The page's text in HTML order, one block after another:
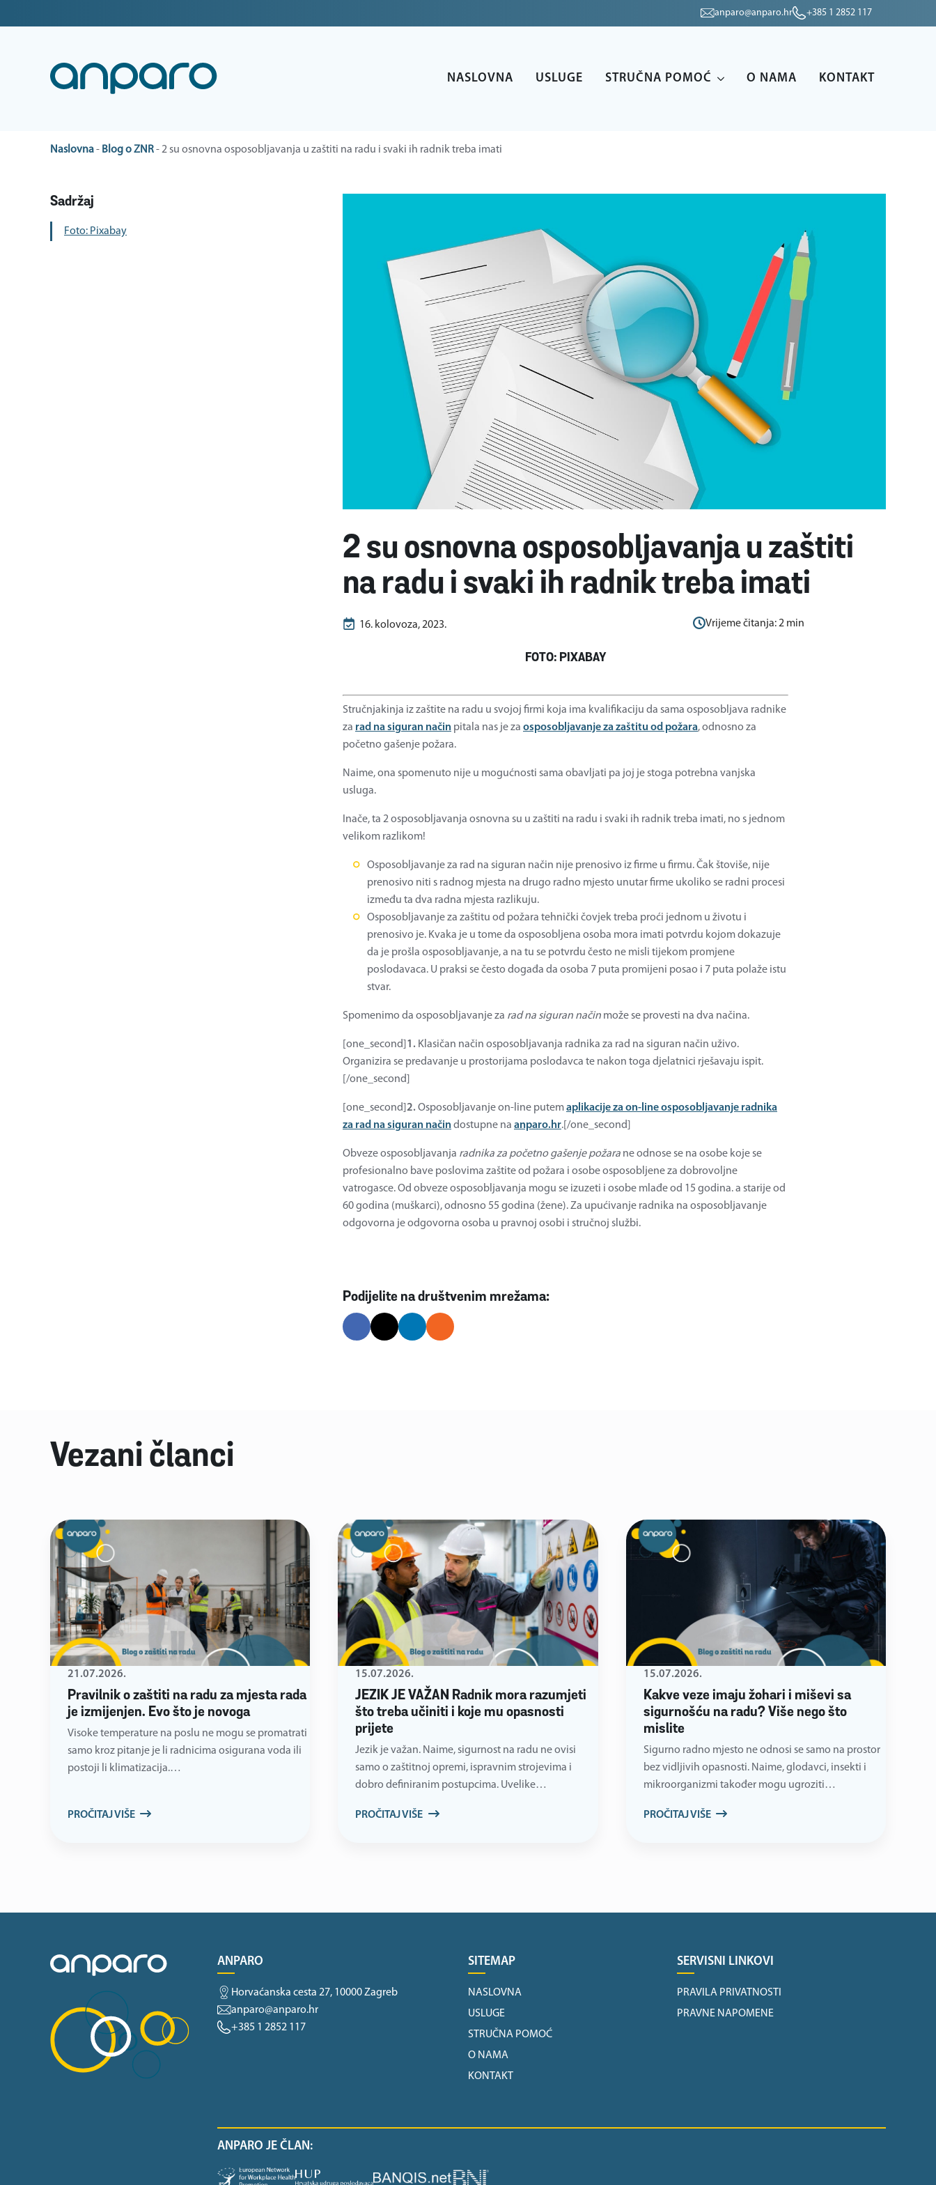
anparo@anparo.hr +385 1 2852 117
NASLOVNA USLUGE STRUČNA POMOĆ O NAMA KONTAKT
Naslovna- Blog o ZNR-2 su osnovna osposobljavanja u zaštiti na radu i svaki ih radnik treba imati
Sadržaj
Foto: Pixabay
2 su osnovna osposobljavanja u zaštiti
na radu i svaki ih radnik treba imati
16. kolovoza, 2023. Vrijeme čitanja:2 min
FOTO: PIXABAY
Stručnjakinja iz zaštite na radu u svojoj firmi koja ima kvalifikaciju da sama osposobljava radnike
za rad na siguran način pitala nas je za osposobljavanje za zaštitu od požara, odnosno za
početno gašenje požara.
Naime, ona spomenuto nije u mogućnosti sama obavljati pa joj je stoga potrebna vanjska
usluga.
Inače, ta 2 osposobljavanja osnovna su u zaštiti na radu i svaki ih radnik treba imati, no s jednom
velikom razlikom!
Osposobljavanje za rad na siguran način nije prenosivo iz firme u firmu. Čak štoviše, nije
prenosivo niti s radnog mjesta na drugo radno mjesto unutar firme ukoliko se radni procesi
između ta dva radna mjesta razlikuju.
Osposobljavanje za zaštitu od požara tehnički čovjek treba proći jednom u životu i
prenosivo je. Kvaka je u tome da osposobljena osoba mora imati potvrdu kojom dokazuje
da je prošla osposobljavanje, a na tu se potvrdu često ne misli tijekom promjene
poslodavaca. U praksi se često događa da osoba 7 puta promijeni posao i 7 puta polaže istu
stvar.
Spomenimo da osposobljavanje za rad na siguran način može se provesti na dva načina.
[one_second] 1. Klasičan način osposobljavanja radnika za rad na siguran način uživo.
Organizira se predavanje u prostorijama poslodavca te nakon toga djelatnici rješavaju ispit.
[/one_second]
[one_second] 2. Osposobljavanje on-line putemaplikacije za on-line osposobljavanje radnika
za rad na siguran načindostupne na anparo.hr.[/one_second]
Obveze osposobljavanja radnika za početno gašenje požara ne odnose se na osobe koje se
profesionalno bave poslovima zaštite od požara i osobe osposobljene za dobrovoljne
vatrogasce. Od obveze osposobljavanja mogu se izuzeti i osobe mlađe od 15 godina. a starije od
60 godina (muškarci), odnosno 55 godina (žene). Za upućivanje radnika na osposobljavanje
odgovorna je odgovorna osoba u pravnoj osobi i stručnoj službi.
Podijelite na društvenim mrežama:
Vezani članci
Pravilnik o zaštiti na radu za mjesta rada
je izmijenjen. Evo što je novoga
21.07.2026.
Visoke temperature na poslu ne mogu se promatrati
samo kroz pitanje je li radnicima osigurana voda ili
postoji li klimatizacija.…
PROČITAJ VIŠE
JEZIK JE VAŽAN Radnik mora razumjeti
što treba učiniti i koje mu opasnosti
prijete
15.07.2026.
Jezik je važan. Naime, sigurnost na radu ne ovisi
samo o zaštitnoj opremi, ispravnim strojevima i
dobro definiranim postupcima. Uvelike…
PROČITAJ VIŠE
Kakve veze imaju žohari i miševi sa
sigurnošću na radu? Više nego što
mislite
15.07.2026.
Sigurno radno mjesto ne odnosi se samo na prostor
bez vidljivih opasnosti. Naime, glodavci, insekti i
mikroorganizmi također mogu ugroziti…
PROČITAJ VIŠE
ANPARO
Horvaćanska cesta 27, 10000 Zagreb
anparo@anparo.hr
+385 1 2852 117
SITEMAP
NASLOVNA
USLUGE
STRUČNA POMOĆ
O NAMA
KONTAKT
SERVISNI LINKOVI
PRAVILA PRIVATNOSTI
PRAVNE NAPOMENE
ANPARO JE ČLAN: